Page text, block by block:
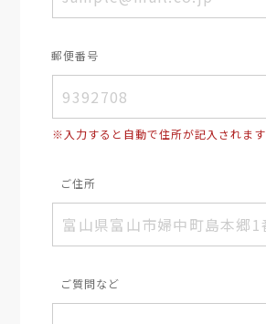
郵便番号
※入力すると自動で住所が記入されます
ご住所
ご質問など